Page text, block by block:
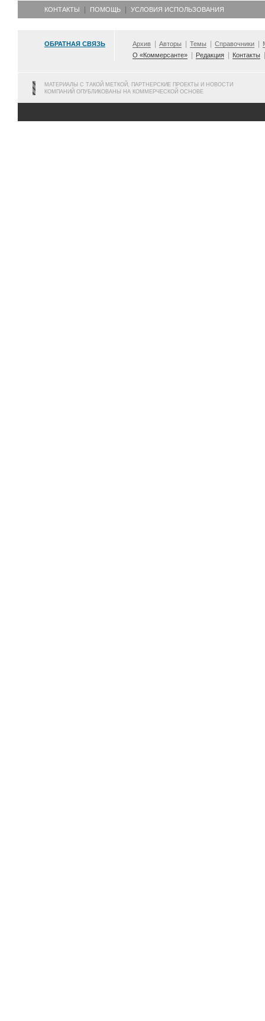
КОНТАКТЫ ПОМОЩЬ УСЛОВИЯ ИСПОЛЬЗОВАНИЯ
ОБРАТНАЯ СВЯЗЬ Архив Авторы Темы Справочники
О «Коммерсанте»
Редакция Контакты
МАТЕРИАЛЫ С ТАКОЙ МЕТКОЙ, ПАРТНЕРСКИЕ ПРОЕКТЫ И НОВОСТИ
КОМПАНИЙ ОПУБЛИКОВАНЫ НА КОММЕРЧЕСКОЙ ОСНОВЕ